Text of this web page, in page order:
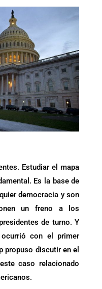
Estudiar el mapa
Es la base de
democracia y son
un freno a los
de turno. Y
con el primer
propuso discutir en el
caso relacionado